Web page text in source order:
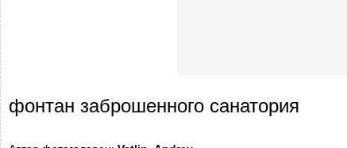
фонтан заброшенного санатория